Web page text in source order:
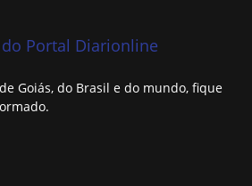
Goiás, do Brasil e do mundo, fique